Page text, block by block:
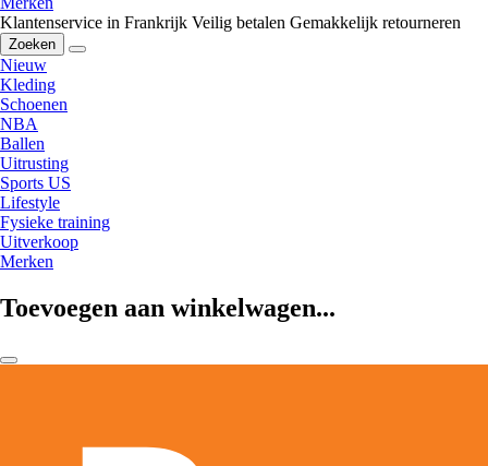
Klantenservice in Frankrijk Veilig betalen Gemakkelijk retourneren
Zoeken
Nieuw
Kleding
Schoenen
NBA
Ballen
Uitrusting
Sports US
Lifestyle
Fysieke training
Uitverkoop
Merken
Toevoegen aan winkelwagen...